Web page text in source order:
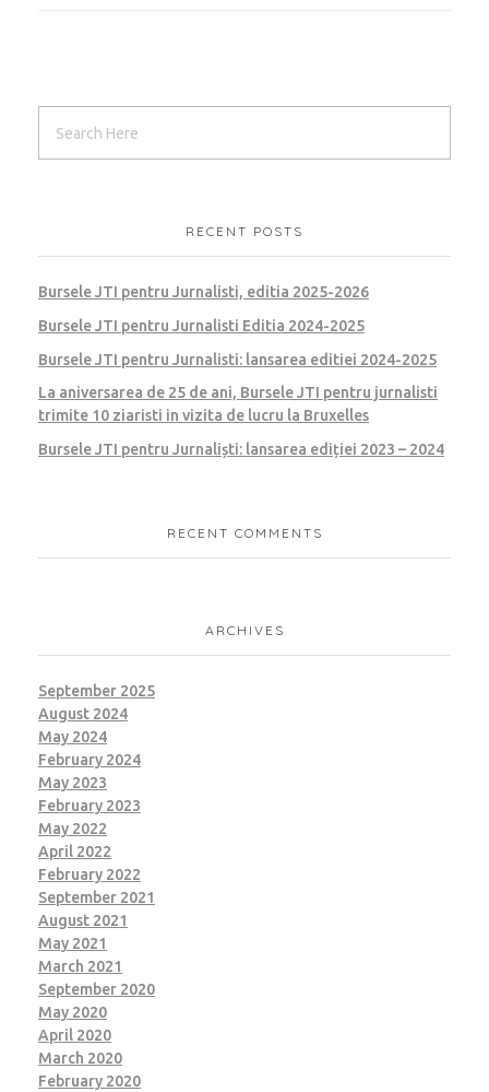
RECENT POSTS
Bursele JTI pentru Jurnalisti, editia 2025-2026
Bursele JTI pentru Jurnalisti Editia 2024-2025
Bursele JTI pentru Jurnalisti: lansarea editiei 2024-2025
La aniversarea de 25 de ani, Bursele JTI pentru jurnalisti
trimite 10 ziaristi in vizita de lucru la Bruxelles
Bursele JTI pentru Jurnaliști: lansarea ediției 2023 – 2024
RECENT COMMENTS
ARCHIVES
September 2025
August 2024
May 2024
February 2024
May 2023
February 2023
May 2022
April 2022
February 2022
September 2021
August 2021
May 2021
March 2021
September 2020
May 2020
April 2020
March 2020
February 2020